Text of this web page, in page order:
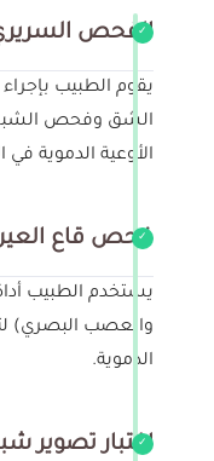
الفحص
يقوم الطبيب
الشق وفحص
الأوعية الدموية في
فحص قاع
يستخدم الطبيب
والعصب البصري)
الدموية.
اختبار تصوير